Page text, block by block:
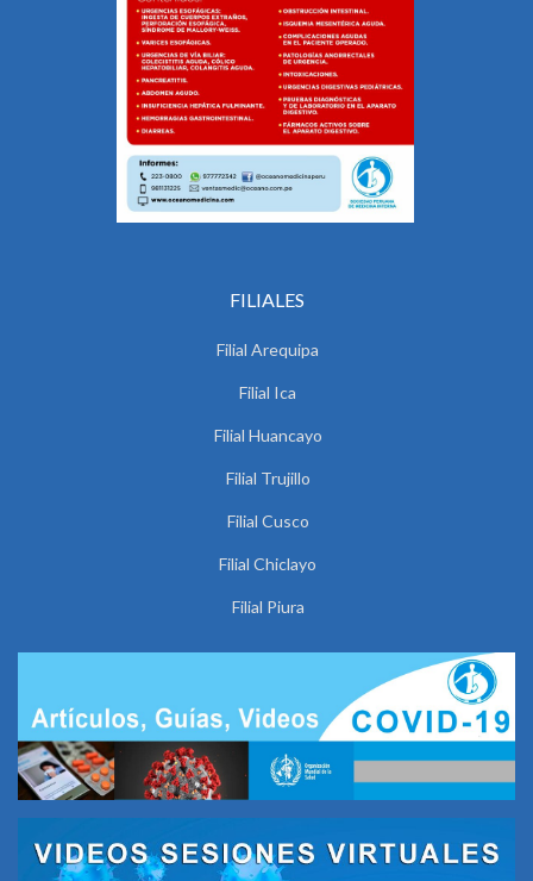
FILIALES
Filial Arequipa
Filial Ica
Filial Huancayo
Filial Trujillo
Filial Cusco
Filial Chiclayo
Filial Piura